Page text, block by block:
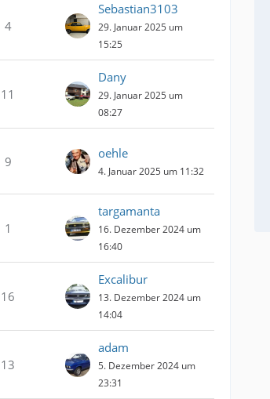
4
Sebastian3103
29. Januar 2025 um
15:25
11
Dany
29. Januar 2025 um
08:27
9
oehle
4. Januar 2025 um 11:32
1
targamanta
16. Dezember 2024 um
16:40
16
Excalibur
13. Dezember 2024 um
14:04
13
adam
5. Dezember 2024 um
23:31